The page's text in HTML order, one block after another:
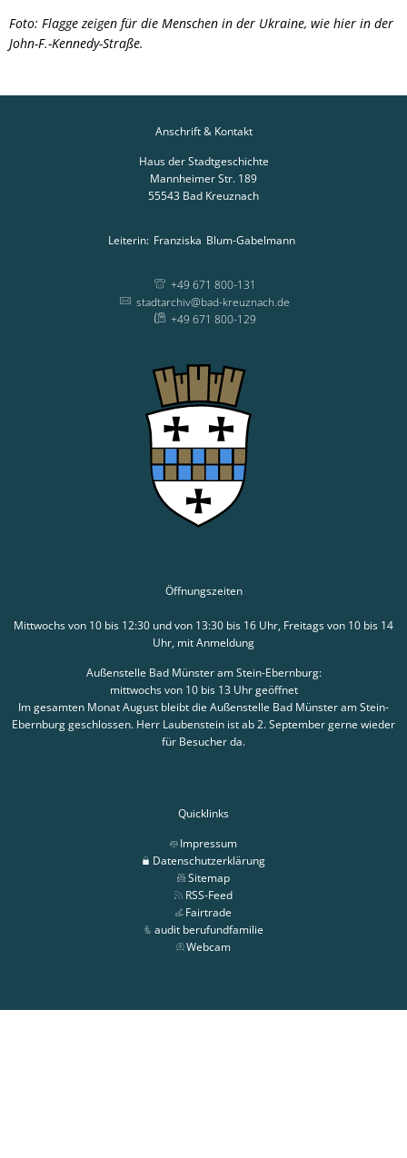
Foto: Flagge zeigen für die Menschen in der Ukraine, wie hier in der
John-F.-Kennedy-Straße.
Anschrift & Kontakt
Haus der Stadtgeschichte
Mannheimer Str. 189
55543 Bad Kreuznach
Leiterin: Franziska Blum-Gabelmann
+49 671 800-131
stadtarchiv@bad-kreuznach.de
+49 671 800-129
Öffnungszeiten
Mittwochs von 10 bis 12:30 und von 13:30 bis 16 Uhr, Freitags von 10 bis 14
Uhr, mit Anmeldung
Außenstelle Bad Münster am Stein-Ebernburg:
mittwochs von 10 bis 13 Uhr geöffnet
Im gesamten Monat August bleibt die Außenstelle Bad Münster am Stein-
Ebernburg geschlossen. Herr Laubenstein ist ab 2. September gerne wieder
für Besucher da.
Quicklinks
Impressum
Datenschutzerklärung
Sitemap
RSS-Feed
Fairtrade
audit berufundfamilie
Webcam